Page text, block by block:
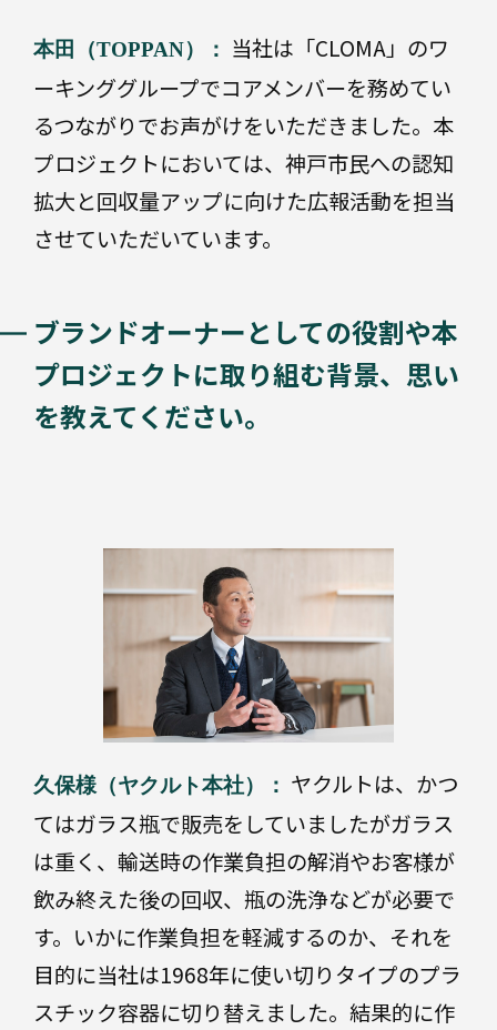
本田（TOPPAN）：
当社は「CLOMA」のワ
ーキンググループでコアメンバーを務めてい
るつながりでお声がけをいただきました。本
プロジェクトにおいては、神戸市民への認知
拡大と回収量アップに向けた広報活動を担当
させていただいています。
ブランドオーナーとしての役割や本
プロジェクトに取り組む背景、思い
を教えてください。
久保様（ヤクルト本社）： ヤクルトは、かつ
てはガラス瓶で販売をしていましたがガラス
は重く、輸送時の作業負担の解消やお客様が
飲み終えた後の回収、瓶の洗浄などが必要で
す。いかに作業負担を軽減するのか、それを
目的に当社は1968年に使い切りタイプのプラ
スチック容器に切り替えました。結果的に作
情
報/
デ
イ
ン
の
付
与
通
の
改
善
工
程
の
デ
ジ
タ
ル
化